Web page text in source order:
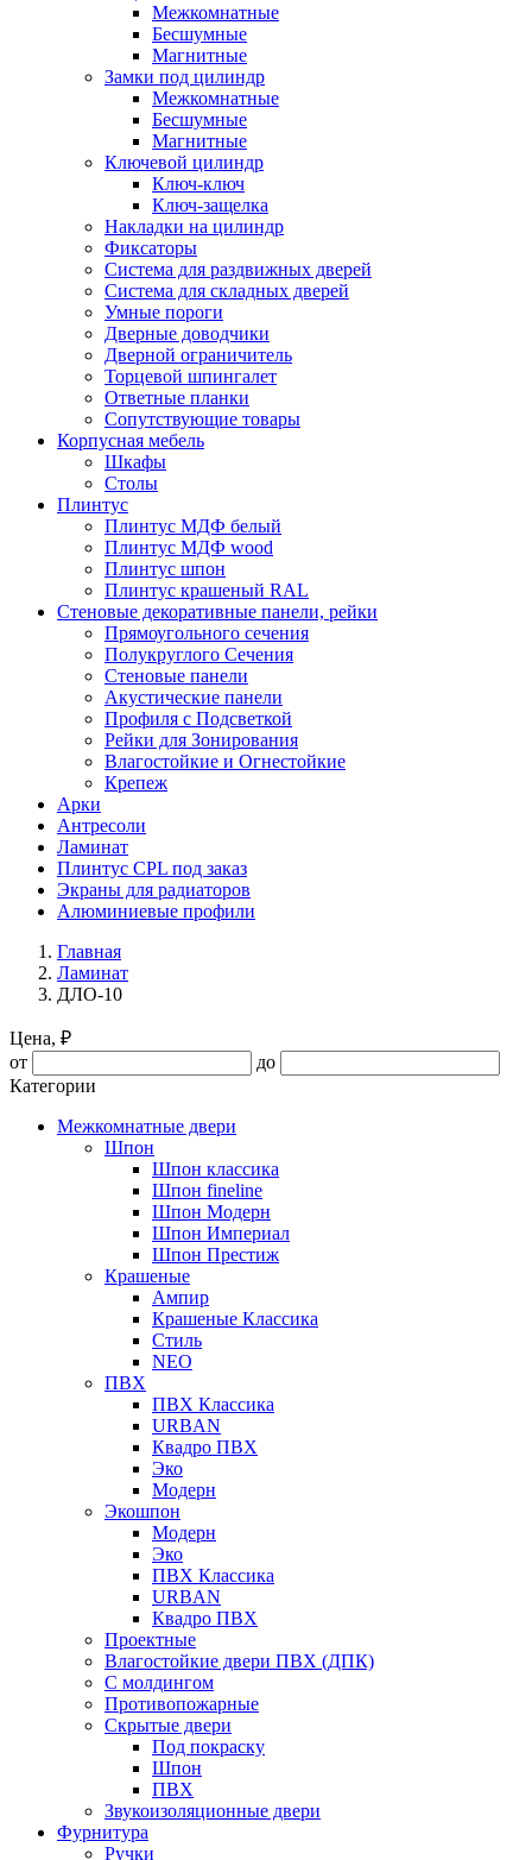
Межкомнатные
Бесшумные
Магнитные
Замки под цилиндр
Межкомнатные
Бесшумные
Магнитные
Ключевой цилиндр
Ключ-ключ
Ключ-защелка
Накладки на цилиндр
Фиксаторы
Система для раздвижных дверей
Система для складных дверей
Умные пороги
Дверные доводчики
Дверной ограничитель
Торцевой шпингалет
Ответные планки
Сопутствующие товары
Корпусная мебель
Шкафы
Столы
Плинтус
Плинтус МДФ белый
Плинтус МДФ wood
Плинтус шпон
Плинтус крашеный RAL
Стеновые декоративные панели, рейки
Прямоугольного сечения
Полукруглого Сечения
Стеновые панели
Акустические панели
Профиля с Подсветкой
Рейки для Зонирования
Влагостойкие и Огнестойкие
Крепеж
Арки
Антресоли
Ламинат
Плинтус CPL под заказ
Экраны для радиаторов
Алюминиевые профили
Главная
Ламинат
ДЛО-10
Цена, ₽
от
до
Категории
Межкомнатные двери
Шпон
Шпон классика
Шпон fineline
Шпон Модерн
Шпон Империал
Шпон Престиж
Крашеные
Ампир
Крашеные Классика
Стиль
NEO
ПВХ
ПВХ Классика
URBAN
Квадро ПВХ
Эко
Модерн
Экошпон
Модерн
Эко
ПВХ Классика
URBAN
Квадро ПВХ
Проектные
Влагостойкие двери ПВХ (ДПК)
С молдингом
Противопожарные
Скрытые двери
Под покраску
Шпон
ПВХ
Звукоизоляционные двери
Фурнитура
Ручки